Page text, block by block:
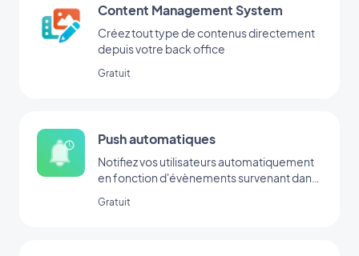
Content Management System
Créez tout type de contenus directement
depuis votre back office
Gratuit
Push automatiques
Notifiez vos utilisateurs automatiquement
en fonction d'évènements survenant dans
Gratuit